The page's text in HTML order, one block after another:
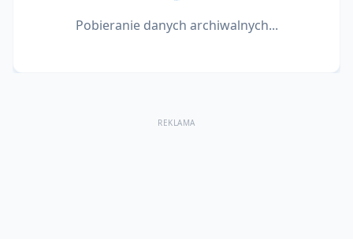
Pobieranie danych archiwalnych...
REKLAMA